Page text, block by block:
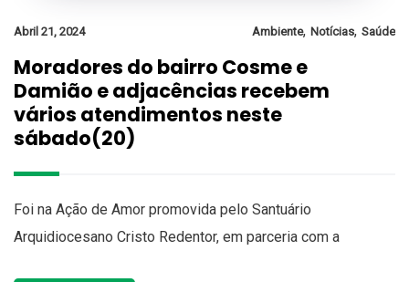
Abril 21, 2024 Ambiente, Notícias, Saúde
Moradores do bairro Cosme e
Damião e adjacências recebem
vários atendimentos neste
sábado(20)
Foi na Ação de Amor promovida pelo Santuário
Arquidiocesano Cristo Redentor, em parceria com a